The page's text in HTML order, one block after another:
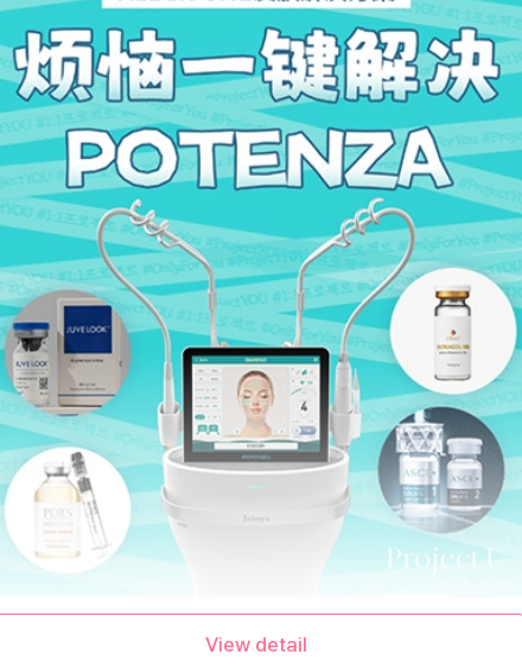
View detail